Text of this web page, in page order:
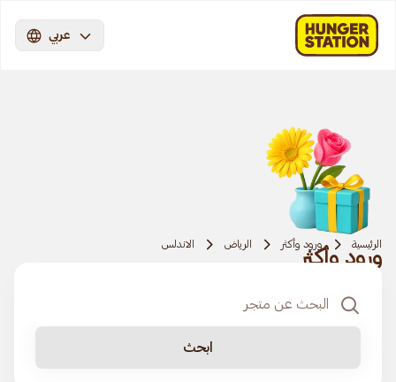
عربي
الرئيسية ورود وأكثر الرياض الاندلس
ورود وأكثر
ابحث